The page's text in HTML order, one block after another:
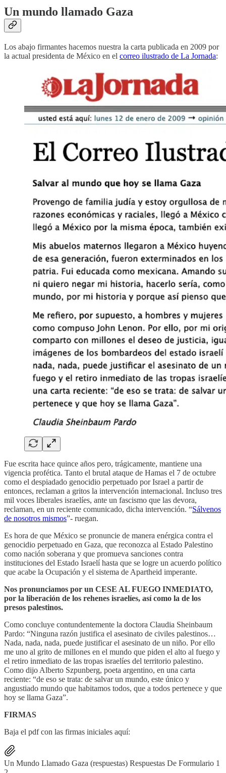
Un mundo llamado Gaza
Los abajo firmantes hacemos nuestra la carta publicada en 2009 por
la actual presidenta de México en el correo ilustrado de La Jornada:
Fue escrita hace quince años pero, trágicamente, mantiene una
vigencia profética. Tanto el brutal ataque de Hamas el 7 de octubre
como el despiadado genocidio perpetuado por Israel a partir de
entonces, reclaman a gritos la intervención internacional. Incluso tres
mil voces liberales israelíes, ante un fascismo que las devora,
reclaman, en un reciente comunicado, dicha intervención. “Sálvenos
de nosotros mismos”- ruegan.
Es hora de que México se pronuncie de manera enérgica contra el
genocidio perpetuado en Gaza, que reconozca al Estado Palestino
como nación soberana y que promueva sanciones contra
instituciones del Estado Israelí hasta que se logre un acuerdo político
que acabe la Ocupación y el sistema de Apartheid imperante.
Nos pronunciamos por un CESE AL FUEGO INMEDIATO,
por la liberación de los rehenes israelíes, así como la de los
presos palestinos.
Como concluye contundentemente la doctora Claudia Sheinbaum
Pardo: “Ninguna razón justifica el asesinato de civiles palestinos…
Nada, nada, nada, puede justificar el asesinato de un niño. Por ello
me uno al grito de millones en el mundo que piden el alto al fuego y
el retiro inmediato de las tropas israelíes del territorio palestino.
Como dijo Alberto Szpunberg, poeta argentino, en una carta
reciente: “de eso se trata: de salvar un mundo, este único y
angustiado mundo que habitamos todos, que a todos pertenece y que
hoy se llama Gaza”.
FIRMAS
Baja el pdf con las firmas iniciales aquí:
Un Mundo Llamado Gaza (respuestas) Respuestas De Formulario 1